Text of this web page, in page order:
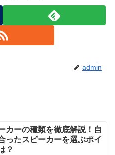
admin
カーの種類を徹底解説！自
ったスピーカーを選ぶポイ
？